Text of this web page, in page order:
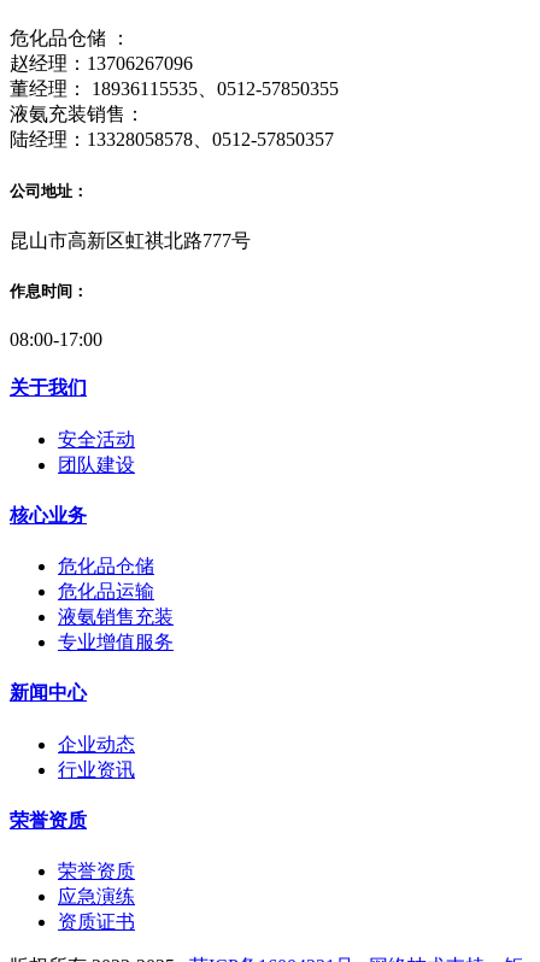
危化品仓储 ：
赵经理：13706267096
董经理： 18936115535、0512-57850355
液氨充装销售：
陆经理：13328058578、0512-57850357
公司地址：
昆山市高新区虹祺北路777号
作息时间：
08:00-17:00
关于我们
安全活动
团队建设
核心业务
危化品仓储
危化品运输
液氨销售充装
专业增值服务
新闻中心
企业动态
行业资讯
荣誉资质
荣誉资质
应急演练
资质证书